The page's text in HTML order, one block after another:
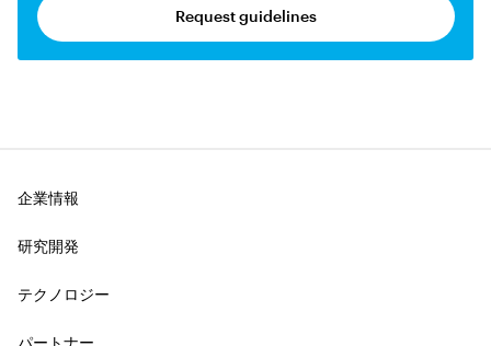
Request guidelines
企業情報
研究開発
テクノロジー
パートナー